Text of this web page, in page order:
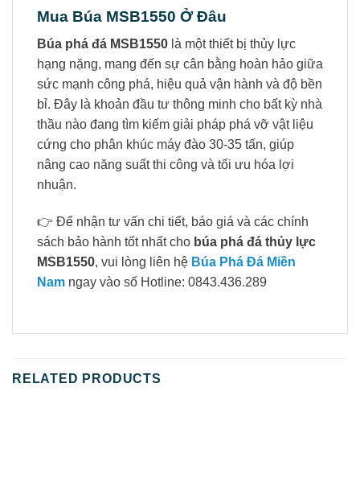
Mua Búa MSB1550 Ở Đâu
Búa phá đá MSB1550 là một thiết bị thủy lực
hạng nặng, mang đến sự cân bằng hoàn hảo giữa
sức mạnh công phá, hiệu quả vận hành và độ bền
bỉ. Đây là khoản đầu tư thông minh cho bất kỳ nhà
thầu nào đang tìm kiếm giải pháp phá vỡ vật liệu
cứng cho phân khúc máy đào 30-35 tấn, giúp
nâng cao năng suất thi công và tối ưu hóa lợi
nhuận.
👉 Để nhận tư vấn chi tiết, báo giá và các chính
sách bảo hành tốt nhất cho búa phá đá thủy lực
MSB1550, vui lòng liên hệ Búa Phá Đá Miền
Nam ngay vào số Hotline: 0843.436.289
RELATED PRODUCTS